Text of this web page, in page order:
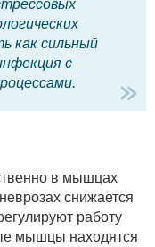
как сильный
с
в мышцах
снижается
работу
мышцы находятся